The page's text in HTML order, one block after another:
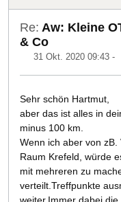
Re: Aw: Kleine
& Co
31 Okt. 2020 09:43 -
Sehr schön Hartmut,
aber das ist alles in
minus 100 km.
Wenn ich aber von zB.
Raum Krefeld, würde
mit mehreren zu
verteilt.Treffpunkte